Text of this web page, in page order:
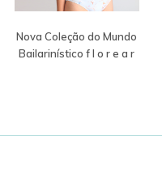
Nova Coleção do Mundo
Bailarinístico f l o r e a r